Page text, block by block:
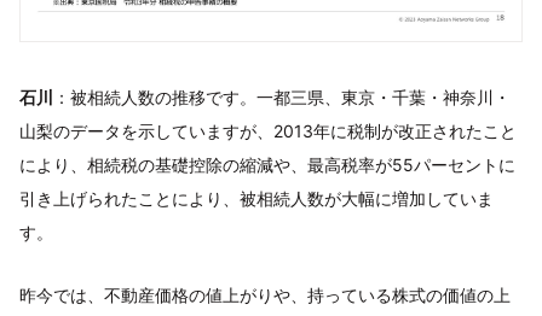
石川
：被相続人数の推移です。一都三県、東京・千葉・神奈川・
山梨のデータを示していますが、2013年に税制が改正されたこと
により、相続税の基礎控除の縮減や、最高税率が55パーセントに
引き上げられたことにより、被相続人数が大幅に増加していま
す。
昨今では、不動産価格の値上がりや、持っている株式の価値の上